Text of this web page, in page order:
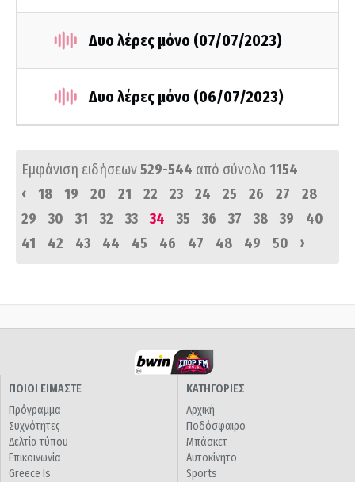
Δυο λέρες μόνο (07/07/2023)
Δυο λέρες μόνο (06/07/2023)
Εμφάνιση ειδήσεων529-544 από σύνολο 1154
‹
18 19 20 21 22 23 24 25 26 27
28
29
30 31 32 33 34 35 36 37 38 39
40
41
42 43 44 45 46 47 48 49 50 ›
ΠΟΙΟΙ ΕΙΜΑΣΤΕ
Πρόγραμμα
Συχνότητες
Δελτία τύπου
Επικοινωνία
Greece Is
ΚΑΤΗΓΟΡΙΕΣ
Αρχική
Ποδόσφαιρο
Μπάσκετ
Αυτοκίνητο
Sports